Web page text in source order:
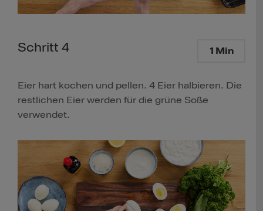
Schritt 4 1 Min
Eier hart kochen und pellen. 4 Eier halbieren. Die
restlichen Eier werden für die grüne Soße
verwendet.